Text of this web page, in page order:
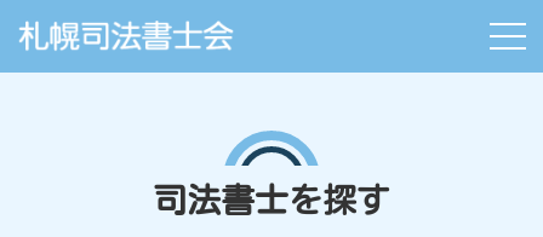
司法書士を探す